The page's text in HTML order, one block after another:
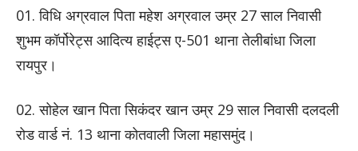
01. विधि अग्रवाल पिता महेश अग्रवाल उम्र 27 साल निवासी
शुभम कॉर्पोरेट्स आदित्य हाईट्स ए-501 थाना तेलीबांधा जिला
रायपुर।
02. सोहेल खान पिता सिकंदर खान उम्र 29 साल निवासी दलदली
रोड वार्ड नं. 13 थाना कोतवाली जिला महासमुंद।